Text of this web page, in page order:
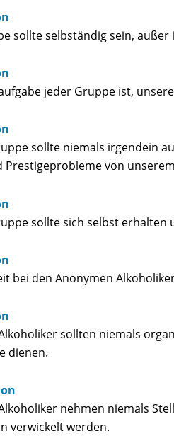
sollte selbständig sein,
jeder Gruppe ist,
sollte niemals irgendein
Prestigeprobleme von
sollte sich selbst
bei den Anonymen
sollten niemals
dienen.
nehmen niemals
verwickelt werden.